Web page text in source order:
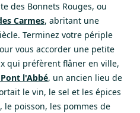
des Bonnets Rouges, ou
Carmes, abritant une
Terminez votre périple
vous accorder une petite
qui préfèrent flâner en ville,
l'Abbé, un ancien lieu de
le vin, le sel et les épices
poisson, les pommes de